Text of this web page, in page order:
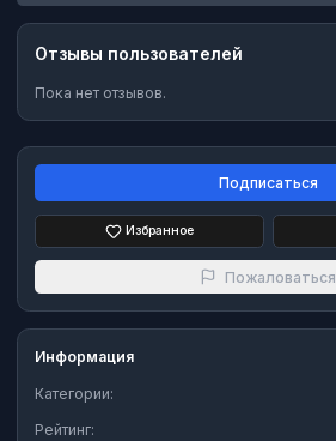
Отзывы пользователей
Пока нет отзывов.
Подписаться
Избранное
Пожаловаться
Информация
Категории:
Рейтинг: